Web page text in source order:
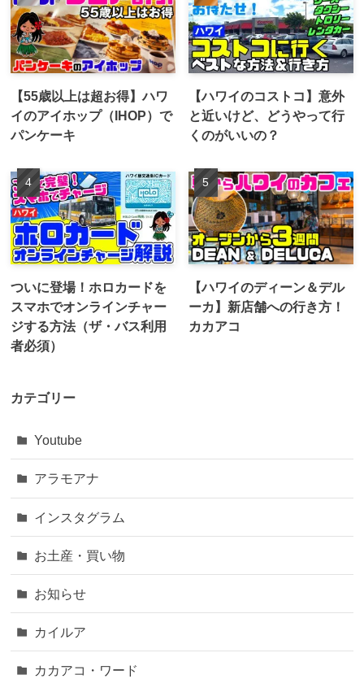
【55歳以上は超お得】ハワ
イのアイホップ（IHOP）で
パンケーキ
【ハワイのコストコ】意外
と近いけど、どうやって行
くのがいいの？
ついに登場！ホロカードを
スマホでオンラインチャー
ジする方法（ザ・バス利用
者必須）
【ハワイのディーン＆デル
ーカ】新店舗への行き方！
カカアコ
カテゴリー
Youtube
アラモアナ
インスタグラム
お土産・買い物
お知らせ
カイルア
カカアコ・ワード